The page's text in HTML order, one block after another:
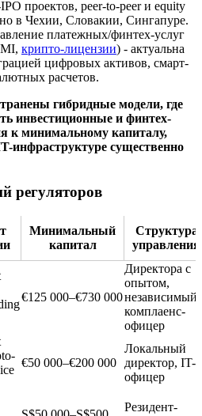
проектов, peer-to-peer и equity
в Чехии, Словакии, Сингапуре.
платежных/финтех-услуг
крипто-лицензии) - актуальна
цифровых активов, смарт-
расчетов.
гибридные модели, где
инвестиционные и финтех-
к минимальному капиталу,
инфраструктуре существенно
регуляторов
Минимальный
капитал
Структура
управления
€125 000–€730 000
Директора с
опытом,
независимый
комплаенс-
офицер
€50 000–€200 000
Локальный
директор, IT-
офицер
Резидент-